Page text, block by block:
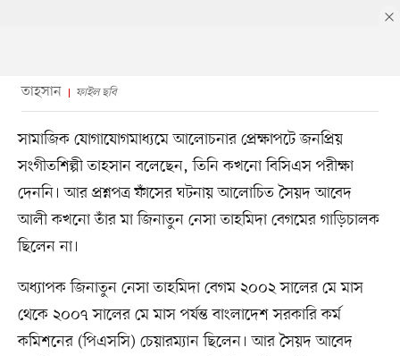
তাহসান ফাইল ছবি
সামাজিক যোগাযোগমাধ্যমে আলোচনার প্রেক্ষাপটে জনপ্রিয়
সংগীতশিল্পী তাহসান বলেছেন, তিনি কখনো বিসিএস পরীক্ষা
দেননি। আর প্রশ্নপত্র ফাঁসের ঘটনায় আলোচিত সৈয়দ আবেদ
আলী কখনো তাঁর মা জিনাতুন নেসা তাহমিদা বেগমের গাড়িচালক
ছিলেন না।
অধ্যাপক জিনাতুন নেসা তাহমিদা বেগম ২০০২ সালের মে মাস
থেকে ২০০৭ সালের মে মাস পর্যন্ত বাংলাদেশ সরকারি কর্ম
কমিশনের (পিএসসি) চেয়ারম্যান ছিলেন। আর সৈয়দ আবেদ